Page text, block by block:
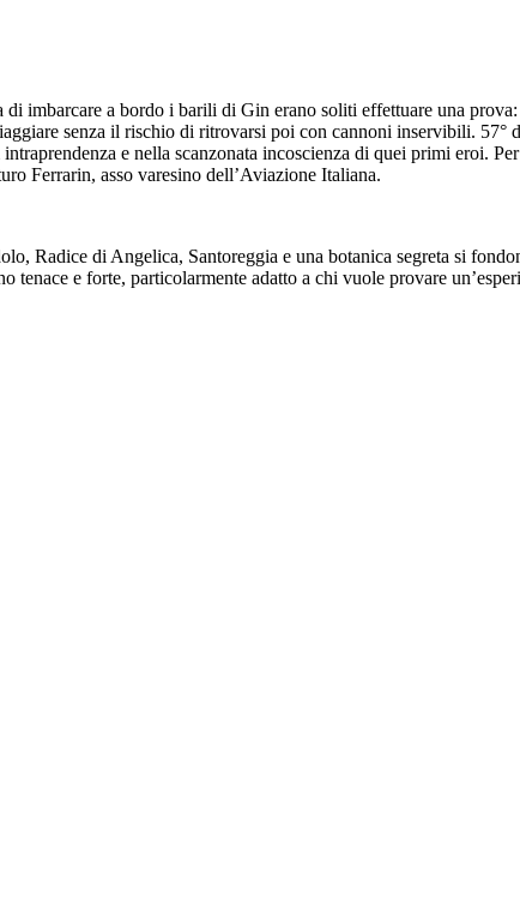
imbarcare a bordo i barili di Gin erano soliti effettuare una prova:
senza il rischio di ritrovarsi poi con cannoni inservibili.
e nella scanzonata incoscienza di quei primi eroi.
Ferrarin, asso varesino dell’Aviazione Italiana.
Radice di Angelica, Santoreggia e una botanica segreta si
e forte, particolarmente adatto a chi vuole provare